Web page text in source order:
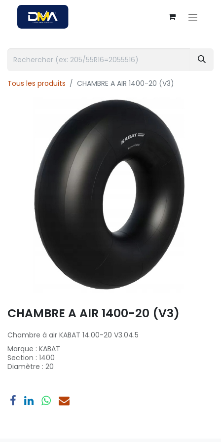
Tous les produits CHAMBRE A AIR 1400-20 (V3)
CHAMBRE A AIR 1400-20 (V3)
Chambre à air KABAT 14.00-20 V3.04.5
Marque : KABAT
Section : 1400
Diamètre : 20